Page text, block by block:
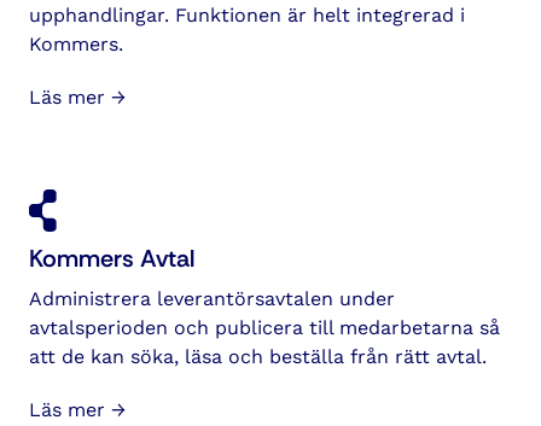
upphandlingar. Funktionen är helt integrerad i
Kommers.
Läs mer →
Kommers Avtal
Administrera leverantörsavtalen under
avtalsperioden och publicera till medarbetarna så
att de kan söka, läsa och beställa från rätt avtal.
Läs mer →